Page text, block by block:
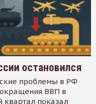
остановился
проблемы в РФ
ВВП в
квартал показал